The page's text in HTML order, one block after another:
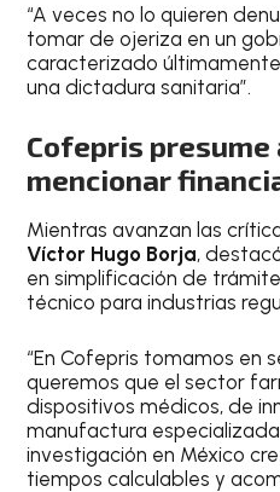
“A veces no lo quieren
tomar de ojeriza en un
caracterizado
una dictadura sanitaria”.
Cofepris presume
mencionar
Mientras avanzan las
Víctor Hugo Borja,
en simplificación de
técnico para industrias
“En Cofepris tomamos en
queremos que el sector
dispositivos médicos, de
manufactura
investigación en México
tiempos calculables y